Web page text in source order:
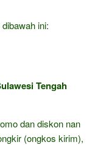
ini:
Tengah
dan diskon nan
(ongkos kirim),